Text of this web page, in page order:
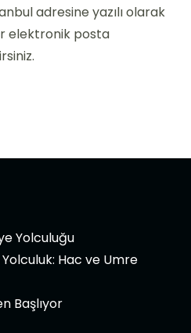
adresine yazılı olarak
elektronik posta
Yolculuğu
Hac ve Umre
Başlıyor